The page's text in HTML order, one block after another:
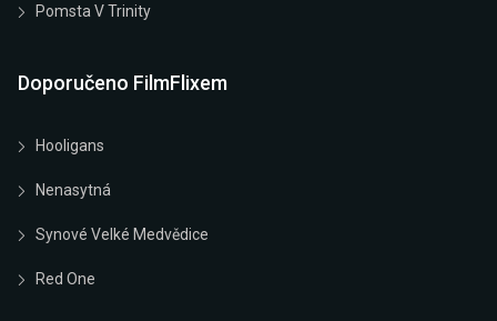
Pomsta V Trinity
Doporučeno FilmFlixem
Hooligans
Nenasytná
Synové Velké Medvědice
Red One